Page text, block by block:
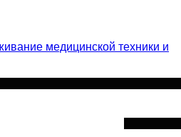
медицинской техники и